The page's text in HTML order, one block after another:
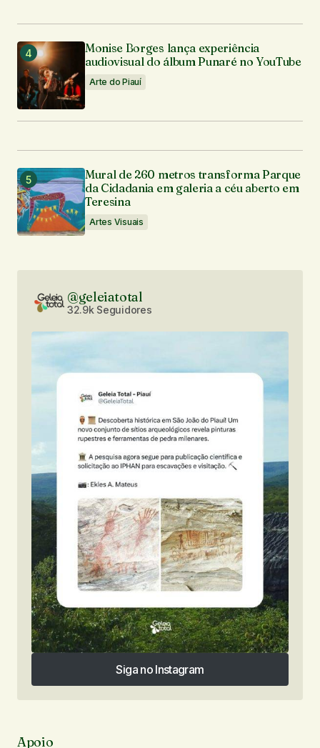
Monise Borges lança experiência
audiovisual do álbum Punaré no YouTube
Arte do Piauí
Mural de 260 metros transforma Parque
da Cidadania em galeria a céu aberto em
Teresina
Artes Visuais
@geleiatotal
32.9k Seguidores
Siga no Instagram
Siga no Instagram
Apoio